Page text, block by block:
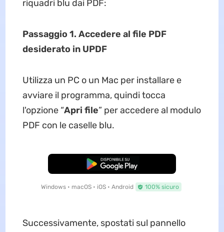
riquadri blu dai PDF:
Passaggio 1. Accedere al file PDF
desiderato in UPDF
Utilizza un PC o un Mac per installare e
avviare il programma, quindi tocca
l'opzione “Apri file” per accedere al modulo
PDF con le caselle blu.
Download Gratis
Windows • macOS • iOS • Android 100% sicuro
Successivamente, spostati sul pannello